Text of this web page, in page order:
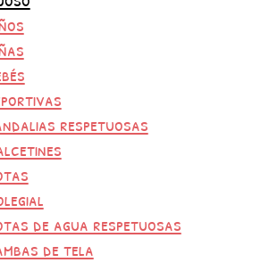
respetuosas
de agua respetuosas
de tela